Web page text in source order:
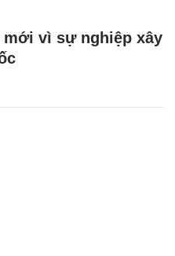
vì sự nghiệp xây